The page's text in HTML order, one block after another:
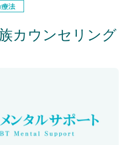
法
カウンセリング